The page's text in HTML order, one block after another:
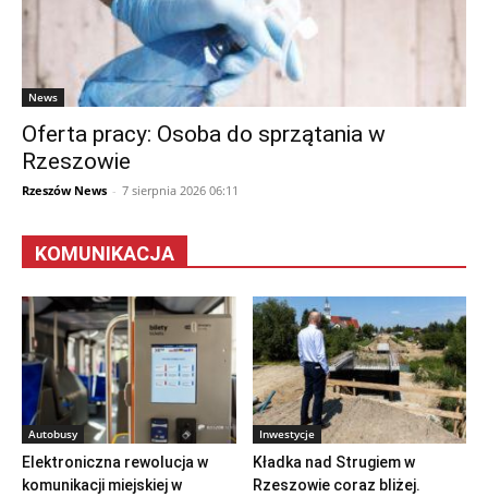
News
Oferta pracy: Osoba do sprzątania w
Rzeszowie
Rzeszów News - 7 sierpnia 2026 06:11
KOMUNIKACJA
Autobusy
Elektroniczna rewolucja w
komunikacji miejskiej w
Inwestycje
Kładka nad Strugiem w
Rzeszowie coraz bliżej.